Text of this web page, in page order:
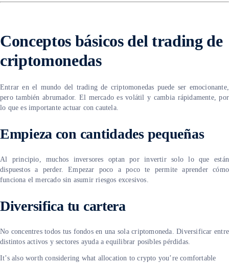
Conceptos básicos del trading de
criptomonedas
Entrar en el mundo del trading de criptomonedas puede ser emocionante,
pero también abrumador. El mercado es volátil y cambia rápidamente, por
lo que es importante actuar con cautela.
Empieza con cantidades pequeñas
Al principio, muchos inversores optan por invertir solo lo que están
dispuestos a perder. Empezar poco a poco te permite aprender cómo
funciona el mercado sin asumir riesgos excesivos.
Diversifica tu cartera
No concentres todos tus fondos en una sola criptomoneda. Diversificar entre
distintos activos y sectores ayuda a equilibrar posibles pérdidas.
It’s also worth considering what allocation to crypto you’re comfortable